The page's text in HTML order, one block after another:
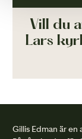
Vill du
Lars
Gillis Edman är